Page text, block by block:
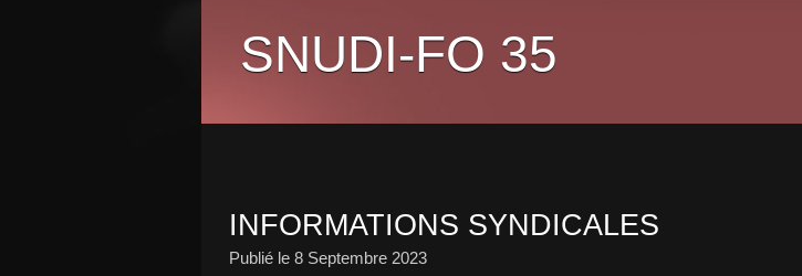
SNUDI-FO 35
INFORMATIONS SYNDICALES
Publié le 8 Septembre 2023